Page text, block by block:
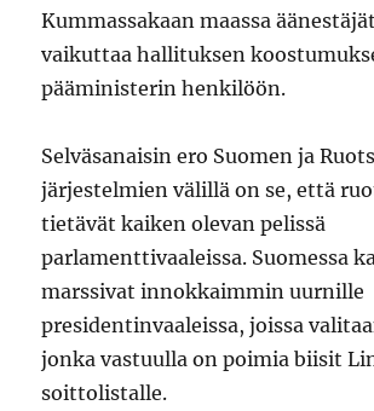
Kummassakaan maassa
vaikuttaa hallituksen
pääministerin henkilöön.
Selväsanaisin ero Suomen ja
järjestelmien välillä on se, että
tietävät kaiken olevan pelissä
parlamenttivaaleissa. Suomessa
marssivat innokkaimmin uurnille
presidentinvaaleissa, joissa
jonka vastuulla on poimia biisit
soittolistalle.